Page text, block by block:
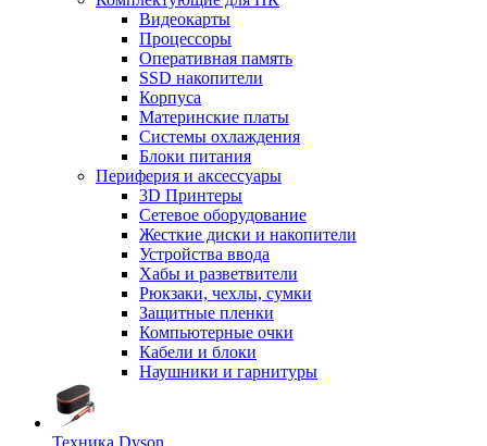
Видеокарты
Процессоры
Оперативная память
SSD накопители
Корпуса
Материнские платы
Системы охлаждения
Блоки питания
Периферия и аксессуары
3D Принтеры
Сетевое оборудование
Жесткие диски и накопители
Устройства ввода
Хабы и разветвители
Рюкзаки, чехлы, сумки
Защитные пленки
Компьютерные очки
Кабели и блоки
Наушники и гарнитуры
Техника Dyson